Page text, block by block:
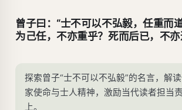
曾子曰：“士不可以不弘毅，任重而
为己任，不亦重乎？死而后已，不亦
探索曾子“士不可以不弘毅”的名言，解
家使命与士人精神，激励当代读者担当
上。